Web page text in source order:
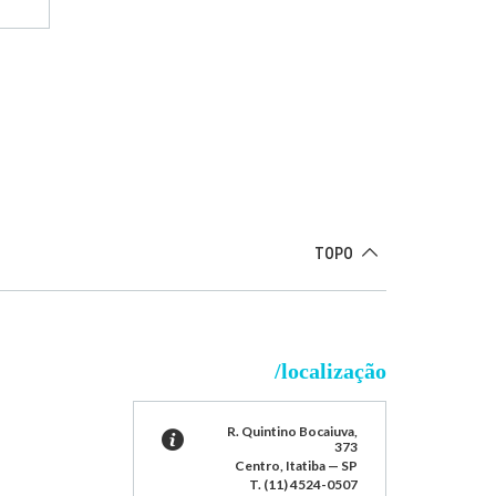
TOPO
/localização
R. Quintino Bocaiuva,
373
Centro, Itatiba — SP
T. (11) 4524-0507